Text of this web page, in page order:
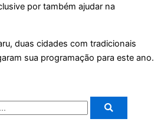
por também ajudar na
duas cidades com tradicionais
sua programação para este ano.